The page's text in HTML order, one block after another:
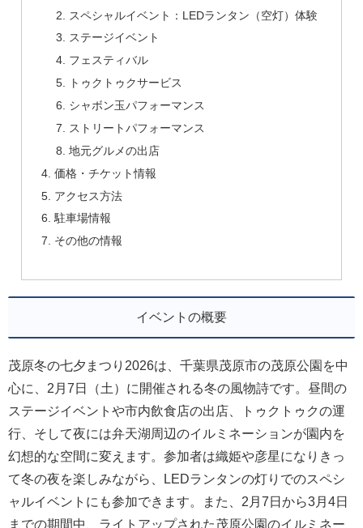
スペシャルイベント：LEDランタン（空灯）体験
ステージイベント
フェスティバル
トゥクトゥクサービス
シャボン玉パフォーマンス
ストリートパフォーマンス
地元グルメの出店
価格・チケット情報
アクセス方法
駐車場情報
その他の情報
イベントの概要
茂原冬の七夕まつり2026は、千葉県茂原市の茂原公園を中
心に、2月7日（土）に開催される冬の風物詩です。昼間の
ステージイベントや市内飲食店の出店、トゥクトゥクの運
行、そして夜には弁天湖周辺のイルミネーションが園内を
幻想的な空間に変えます。参加者は織姫や彦星になりきっ
て冬の夜を楽しみながら、LEDランタンの灯りでのスペシ
ャルイベントにも参加できます。また、2月7日から3月4日
までの期間中、ライトアップされた茂原公園のイルミネー